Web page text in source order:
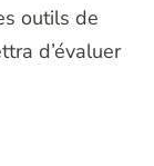
outils de
d’évaluer